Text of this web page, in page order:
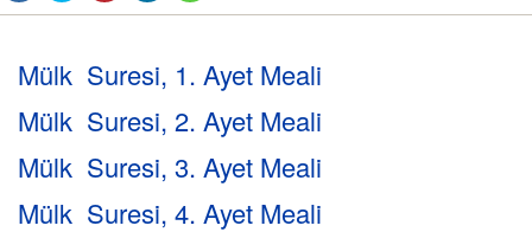
Mülk Suresi, 1. Ayet Meali
Mülk Suresi, 2. Ayet Meali
Mülk Suresi, 3. Ayet Meali
Mülk Suresi, 4. Ayet Meali